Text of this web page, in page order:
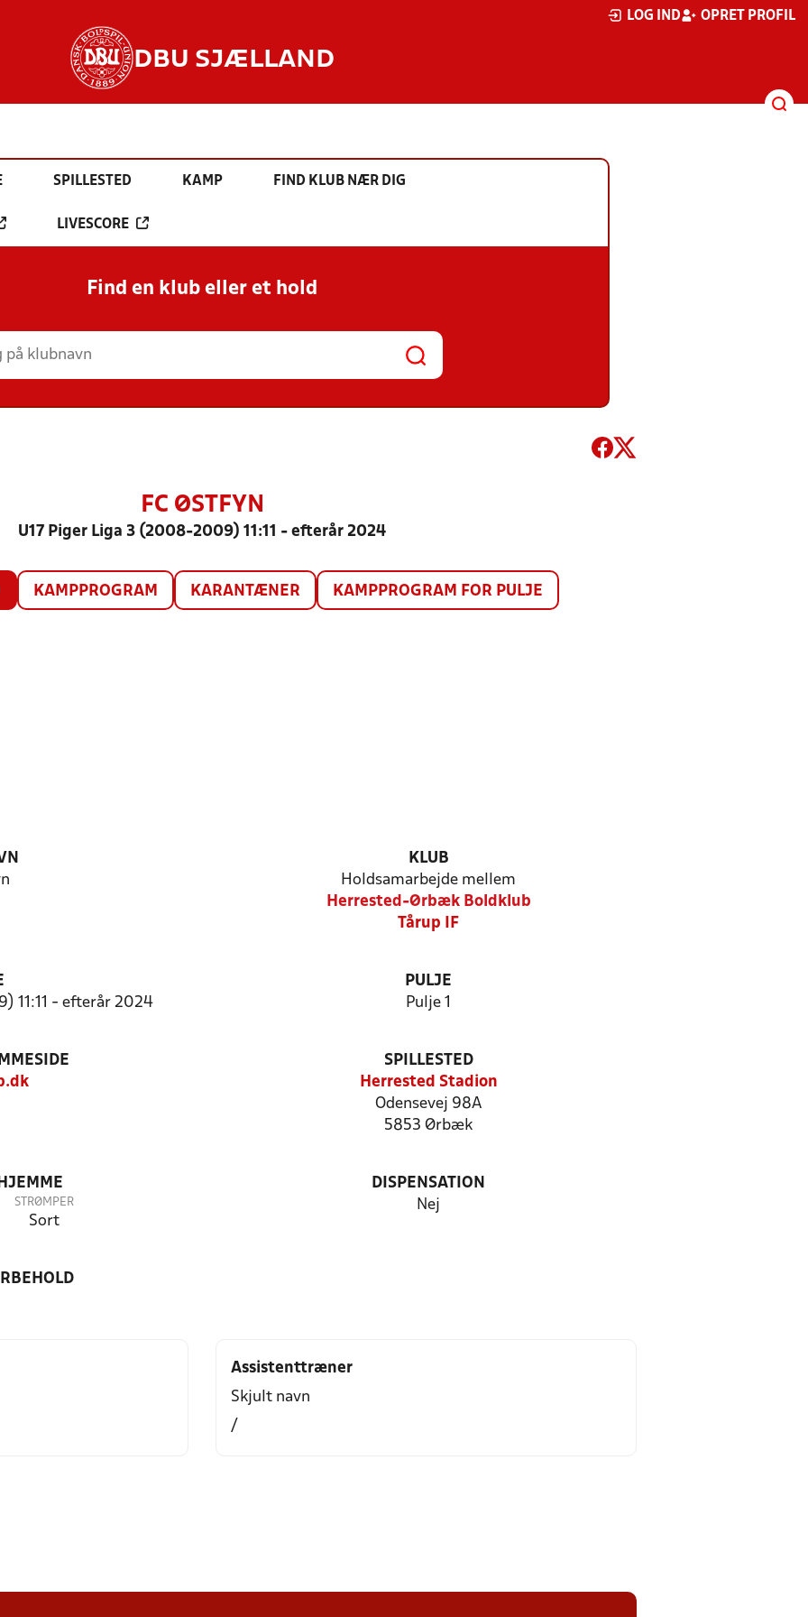
LOG IND OPRET PROFIL
DBU SJÆLLAND
SPILLESTED KAMP FIND KLUB NÆR DIG
LIVESCORE
Find en klub eller et hold
FC ØSTFYN
U17 Piger Liga 3 (2008-2009) 11:11 - efterår 2024
KAMPPROGRAM KARANTÆNER KAMPPROGRAM FOR PULJE
KLUB
Holdsamarbejde mellem
Herrested-Ørbæk Boldklub
Tårup IF
11:11 - efterår 2024
PULJE
Pulje 1
SPILLESTED
Herrested Stadion
Odensevej 98A
5853 Ørbæk
STRØMPER
Sort
DISPENSATION
Nej
Assistenttræner
Skjult navn
/